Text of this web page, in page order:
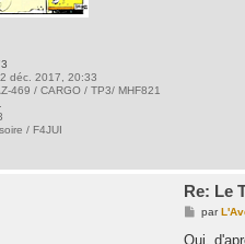
déc. 2017, 20:33
469 / CARGO / TP3/ MHF821
/ F4JUI
Re: Le
M
s
par
Oui,